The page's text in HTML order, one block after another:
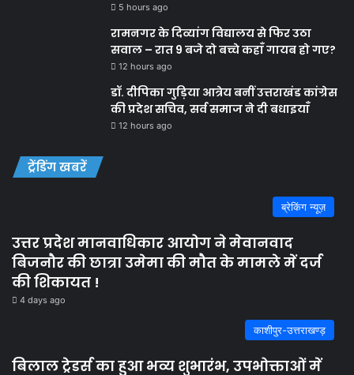
5 hours ago
रामनगर के दिव्यांग विद्यालय से फिर उठा
सवाल – रात 9 बजे दो बच्चे कहाँ गायब हो गए?
12 hours ago
डॉ. दीपिका गुड़िया आत्रेय बनीं उत्तराखंड कांग्रेस
की प्रदेश सचिव, सर्व समाज ने दी बधाइयाँ
12 hours ago
ट्रेंडिंग खबरें
ब्रेकिंग न्यूज़
उत्तर प्रदेश मानवाधिकार आयोग ने मेवानवाद
बिजनौर की छात्रा उमेमा की मौत के मामले में दर्ज
की शिकायत !
4 days ago
काशीपुर-उत्तराखण्ड़
बिलाल ट्रेडर्स का हुआ भव्य शुभारंभ, उपभोक्ताओं में